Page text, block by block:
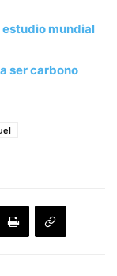
estudio mundial
ser carbono